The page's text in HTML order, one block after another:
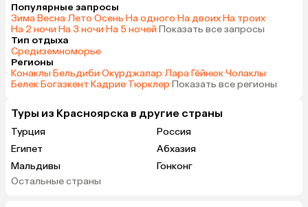
Популярные запросы
Зима·Весна·Лето·Осень·На одного·На двоих·На троих·
На 2 ночи·На 3 ночи·На 5 ночей·Показать все запросы
Тип отдыха
Средиземноморье
Регионы
Конаклы·Бельдиби·Окурджалар·Лара·Гёйнюк·Чолаклы·
Белек·Богазкент·Кадрие·Тюрклер·Показать все регионы
Туры из Красноярска в другие страны
Турция
Россия
Египет
Абхазия
Мальдивы
Гонконг
Саудовская Аравия
Остальные страны